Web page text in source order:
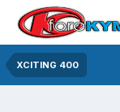
XCITING 400